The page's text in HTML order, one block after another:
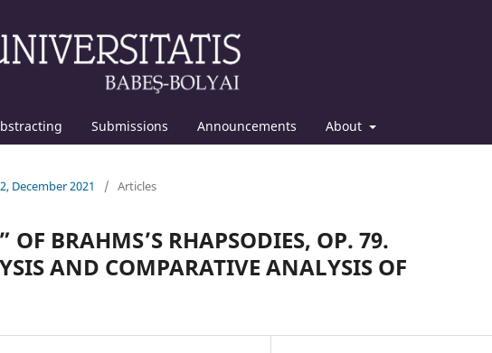
Submissions Announcements About
December 2021 / Articles
OF BRAHMS’S RHAPSODIES, OP. 79.
AND COMPARATIVE ANALYSIS OF